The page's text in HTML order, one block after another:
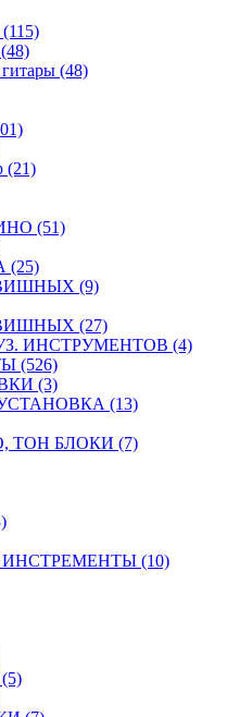
(48)
(21)
(51)
(9)
(27)
ИНСТРУМЕНТОВ (4)
(526)
(3)
(13)
ТОН БЛОКИ (7)
(10)